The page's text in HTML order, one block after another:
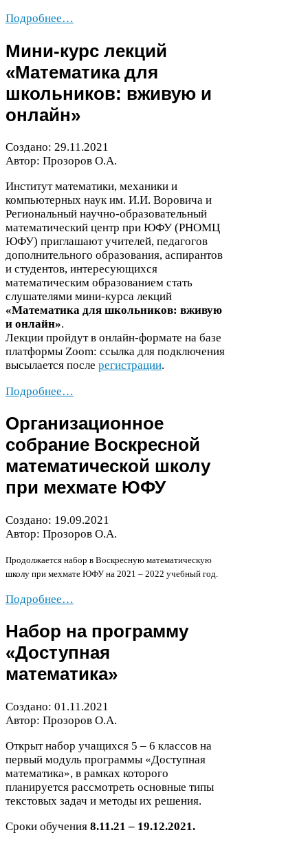
Подробнее…
Мини-​курс лекций
«Математика для
школьников: вживую и
онлайн»
Создано: 29.11.2021
Автор: Прозоров О.А.
Институт математики, механики и
компьютерных наук им. И.И. Воровича и
Региональный научно-​образовательный
математический центр при ЮФУ (РНОМЦ
ЮФУ) приглашают учителей, педагогов
дополнительного образования, аспирантов
и студентов, интересующихся
математическим образованием стать
слушателями мини-​курса лекций
«Математика для школьников: вживую
и онлайн».
Лекции пройдут в онлайн-​формате на базе
платформы Zoom: ссылка для подключения
высылается после регистрации.
Подробнее…
Организационное
собрание Воскресной
математической школу
при мехмате ЮФУ
Создано: 19.09.2021
Автор: Прозоров О.А.
Продолжается набор в Воскресную математическую
школу при мехмате ЮФУ на 2021 – 2022 учебный год.
Подробнее…
Набор на программу
«Доступная
математика»
Создано: 01 .11 .2021
Автор: Прозоров О.А.
Открыт набор учащихся 5 – 6 классов на
первый модуль программы «Доступная
математика», в рамках которого
планируется рассмотреть основные типы
текстовых задач и методы их решения.
Сроки обучения 8.11.21 – 19.12.2021.